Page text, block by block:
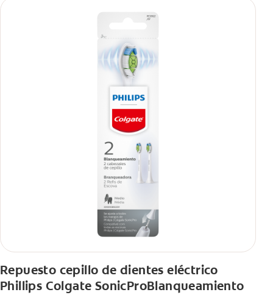
Repuesto cepillo de dientes eléctrico
Phillips Colgate SonicProBlanqueamiento